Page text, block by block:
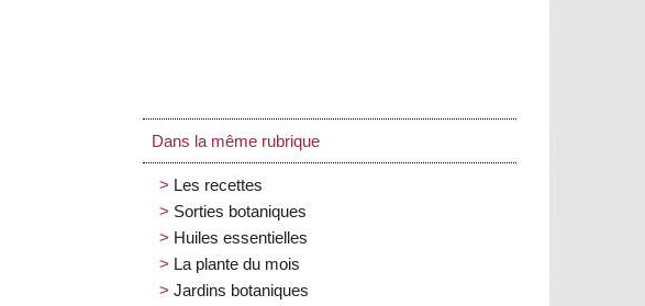
Dans la même rubrique
Les recettes
Sorties botaniques
Huiles essentielles
La plante du mois
Jardins botaniques